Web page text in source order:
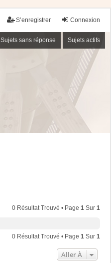
Connexion
S’enregistrer
Sujets sans réponse Sujets actifs
0 Résultat Trouvé • Page 1 Sur 1
0 Résultat Trouvé • Page 1 Sur 1
Aller À